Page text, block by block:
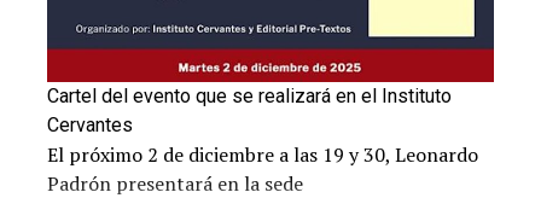
DON'T MISS
Inspiring Girls: emprendedoras que impulsan a las niñas
a emprender
Cartel del evento que se realizará en el Instituto
Cervantes
El próximo 2 de diciembre a las 19 y 30, Leonardo
Padrón presentará en la sede